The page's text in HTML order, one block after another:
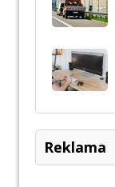
Reklama